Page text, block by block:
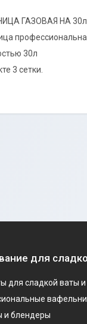
ГАЗОВАЯ НА 30л.
30л
3 сетки.
для
для сладкой ваты и
и блендеры